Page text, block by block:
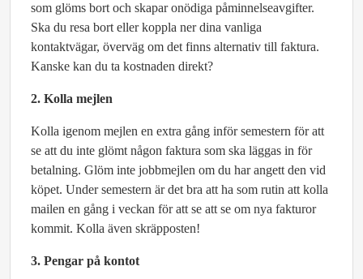
som glöms bort och skapar onödiga påminnelseavgifter.
Ska du resa bort eller koppla ner dina vanliga
kontaktvägar, överväg om det finns alternativ till faktura.
Kanske kan du ta kostnaden direkt?
2. Kolla mejlen
Kolla igenom mejlen en extra gång inför semestern för att
se att du inte glömt någon faktura som ska läggas in för
betalning. Glöm inte jobbmejlen om du har angett den vid
köpet. Under semestern är det bra att ha som rutin att kolla
mailen en gång i veckan för att se att se om nya fakturor
kommit. Kolla även skräpposten!
3. Pengar på kontot